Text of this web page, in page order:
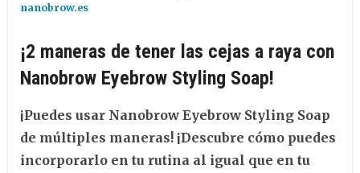
nanobrow.es
¡2 maneras de tener las cejas a raya con
Nanobrow Eyebrow Styling Soap!
¡Puedes usar Nanobrow Eyebrow Styling Soap
de múltiples maneras! ¡Descubre cómo puedes
incorporarlo en tu rutina al igual que en tu